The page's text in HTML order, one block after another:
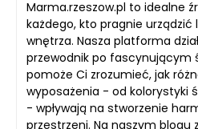
Marma.rzeszow.pl to idealne
każdego, kto pragnie urządzić
wnętrza. Nasza platforma
przewodnik po fascynującym
pomoże Ci zrozumieć, jak
wyposażenia - od kolorystyki
- wpływają na stworzenie
przestrzeni. Na naszym blogu